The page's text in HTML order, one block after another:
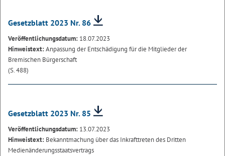
Gesetzblatt 2023 Nr. 86
Veröffentlichungsdatum: 18.07.2023
Hinweistext:Anpassung der Entschädigung für die Mitglieder der
Bremischen Bürgerschaft
(S. 488)
Gesetzblatt 2023 Nr. 85
Veröffentlichungsdatum: 13.07.2023
Hinweistext: Bekanntmachung über das Inkrafttreten des Dritten
Medienänderungsstaatsvertrags